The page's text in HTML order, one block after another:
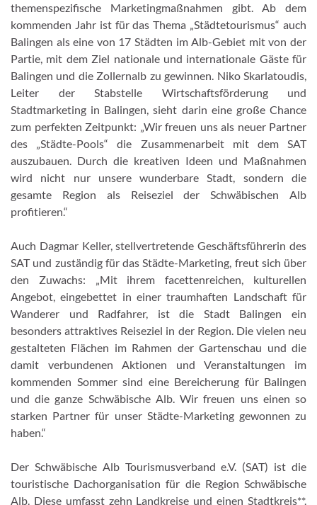
themenspezifische Marketingmaßnahmen gibt. Ab dem
kommenden Jahr ist für das Thema „Städtetourismus“ auch
Balingen als eine von 17 Städten im Alb-Gebiet mit von der
Partie, mit dem Ziel nationale und internationale Gäste für
Balingen und die Zollernalb zu gewinnen. Niko Skarlatoudis,
Leiter der Stabstelle Wirtschaftsförderung und
Stadtmarketing in Balingen, sieht darin eine große Chance
zum perfekten Zeitpunkt: „Wir freuen uns als neuer Partner
des „Städte-Pools“ die Zusammenarbeit mit dem SAT
auszubauen. Durch die kreativen Ideen und Maßnahmen
wird nicht nur unsere wunderbare Stadt, sondern die
gesamte Region als Reiseziel der Schwäbischen Alb
profitieren.“
Auch Dagmar Keller, stellvertretende Geschäftsführerin des
SAT und zuständig für das Städte-Marketing, freut sich über
den Zuwachs: „Mit ihrem facettenreichen, kulturellen
Angebot, eingebettet in einer traumhaften Landschaft für
Wanderer und Radfahrer, ist die Stadt Balingen ein
besonders attraktives Reiseziel in der Region. Die vielen neu
gestalteten Flächen im Rahmen der Gartenschau und die
damit verbundenen Aktionen und Veranstaltungen im
kommenden Sommer sind eine Bereicherung für Balingen
und die ganze Schwäbische Alb. Wir freuen uns einen so
starken Partner für unser Städte-Marketing gewonnen zu
haben.“
Der Schwäbische Alb Tourismusverband e.V. (SAT) ist die
touristische Dachorganisation für die Region Schwäbische
Alb. Diese umfasst zehn Landkreise und einen Stadtkreis**.